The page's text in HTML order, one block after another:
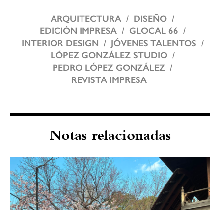
ARQUITECTURA
DISEÑO
EDICIÓN IMPRESA
GLOCAL 66
INTERIOR DESIGN
JÓVENES TALENTOS
LÓPEZ GONZÁLEZ STUDIO
PEDRO LÓPEZ GONZÁLEZ
REVISTA IMPRESA
Notas relacionadas